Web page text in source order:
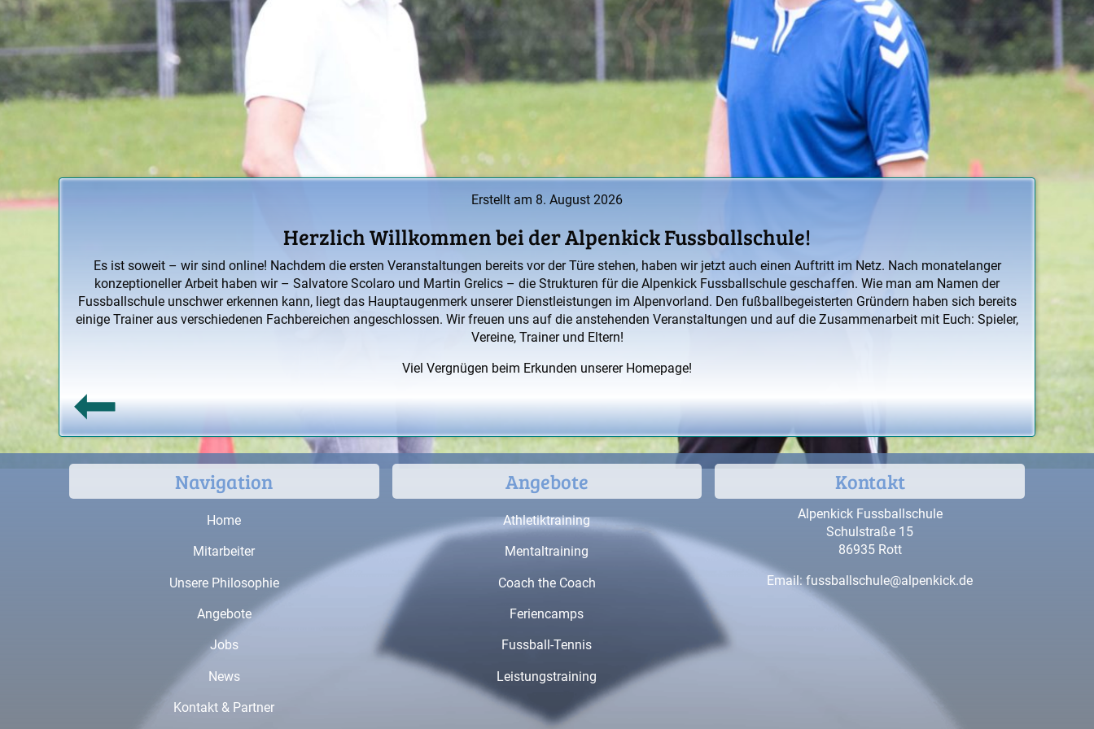
Erstellt am 8. August 2026
Herzlich Willkommen bei der Alpenkick Fussballschule!
Es ist soweit – wir sind online! Nachdem die ersten Veranstaltungen bereits vor der Türe stehen, haben wir jetzt auch einen Auftritt im Netz. Nach monatelanger
konzeptioneller Arbeit haben wir – Salvatore Scolaro und Martin Grelics – die Strukturen für die Alpenkick Fussballschule geschaffen. Wie man am Namen der
Fussballschule unschwer erkennen kann, liegt das Hauptaugenmerk unserer Dienstleistungen im Alpenvorland. Den fußballbegeisterten Gründern haben sich bereits
einige Trainer aus verschiedenen Fachbereichen angeschlossen. Wir freuen uns auf die anstehenden Veranstaltungen und auf die Zusammenarbeit mit Euch: Spieler,
Vereine, Trainer und Eltern!
Viel Vergnügen beim Erkunden unserer Homepage!
Navigation
Home
Mitarbeiter
Unsere Philosophie
Angebote
Jobs
News
Kontakt & Partner
Angebote
Athletiktraining
Mentaltraining
Coach the Coach
Feriencamps
Fussball-Tennis
Leistungstraining
Kontakt
Alpenkick Fussballschule
Schulstraße 15
86935 Rott
Email:fussballschule@alpenkick.de